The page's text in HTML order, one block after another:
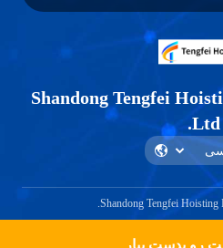
رو بدست بیار
Shandong Tengfei
Ltd.
Shandong Tengfei Hoisting